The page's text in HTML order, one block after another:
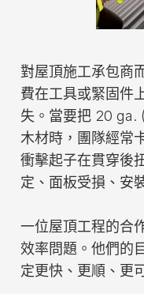
對屋頂施工承包商
費在工具或緊固件
失。當要把 20 ga.
木材時，團隊經常
衝擊起子在貫穿後
定、面板受損、安
一位屋頂工程的合
效率問題。他們的
定更快、更順、更